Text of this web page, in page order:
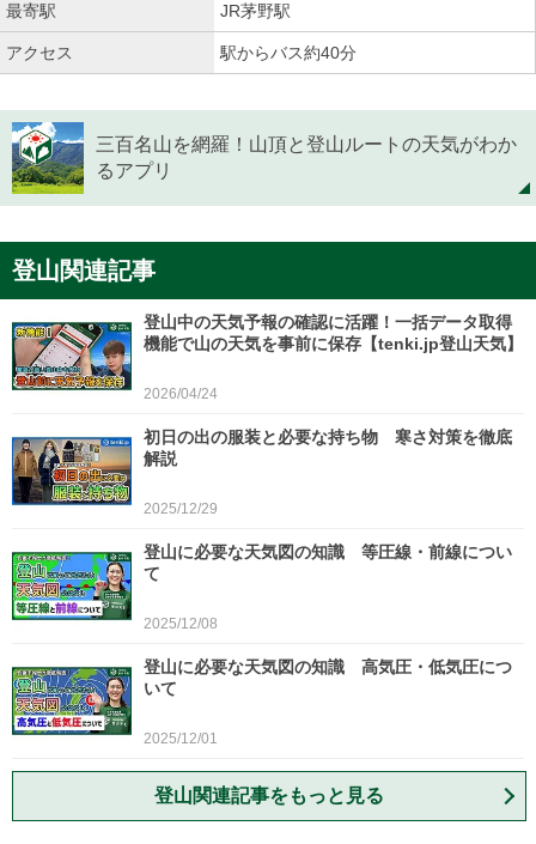
最寄駅 JR茅野駅
アクセス 駅からバス約40分
三百名山を網羅！山頂と登山ルートの天気がわか
るアプリ
登山関連記事
登山中の天気予報の確認に活躍！一括データ取得
機能で山の天気を事前に保存【tenki.jp登山天気】
2026/04/24
初日の出の服装と必要な持ち物 寒さ対策を徹底
解説
2025/12/29
登山に必要な天気図の知識 等圧線・前線につい
て
2025/12/08
登山に必要な天気図の知識 高気圧・低気圧につ
いて
2025/12/01
登山関連記事をもっと見る